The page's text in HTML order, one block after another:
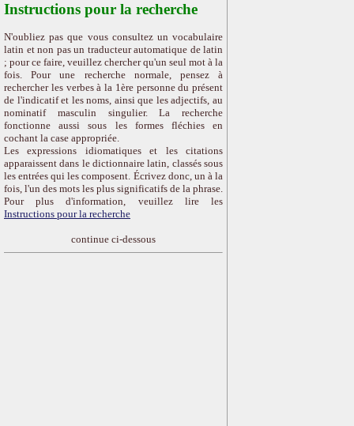
Instructions pour la recherche
N'oubliez pas que vous consultez un vocabulaire
latin et non pas un traducteur automatique de latin
; pour ce faire, veuillez chercher qu'un seul mot à la
fois. Pour une recherche normale, pensez à
rechercher les verbes à la 1ère personne du présent
de l'indicatif et les noms, ainsi que les adjectifs, au
nominatif masculin singulier. La recherche
fonctionne aussi sous les formes fléchies en
cochant la case appropriée.
Les expressions idiomatiques et les citations
apparaissent dans le dictionnaire latin, classés sous
les entrées qui les composent. Écrivez donc, un à la
fois, l'un des mots les plus significatifs de la phrase.
Pour plus d'information, veuillez lire les
Instructions pour la recherche
continue ci-dessous